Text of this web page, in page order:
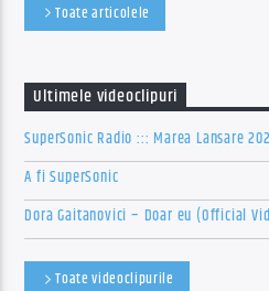
Toate articolele
Ultimele videoclipuri
SuperSonic Radio ::: Marea Lansare
A fi SuperSonic
Dora Gaitanovici – Doar eu (Official
Toate videoclipurile